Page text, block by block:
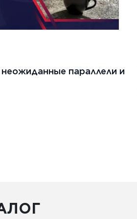
параллели и